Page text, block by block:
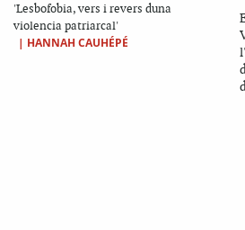
'Lesbofobia, vers i revers duna
violencia patriarcal'
| HANNAH CAUHÉPÉ